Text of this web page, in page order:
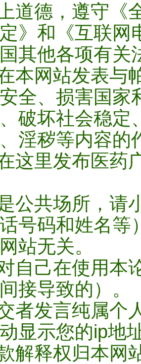
道德，遵守《
》和《互联网
其他各项有关
本网站发表与
全、损害国家
破坏社会稳定
淫秽等内容的
这里发布医药
公共场所，请
号码和姓名等
站无关。
自己在使用本
接导致的）。
者发言纯属个
显示您的ip地
解释权归本网